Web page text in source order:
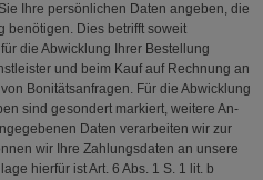
Ihre persönlichen Daten angeben, die
benötigen. Dies betrifft soweit
die Abwicklung Ihrer Bestellung
und beim Kauf auf Rechnung an
Bonitätsanfragen. Für die Abwicklung
sind gesondert markiert, weitere An-
Daten verarbeiten wir zur
wir Ihre Zahlungsdaten an unsere
hierfür ist Art. 6 Abs. 1 S. 1 lit. b